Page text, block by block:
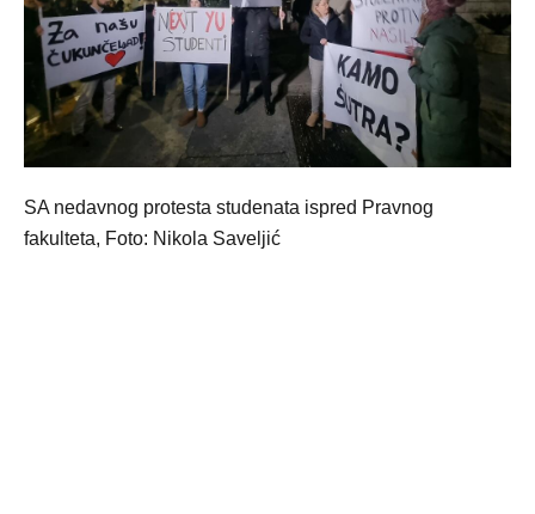
SA nedavnog protesta studenata ispred Pravnog
fakulteta, Foto: Nikola Saveljić